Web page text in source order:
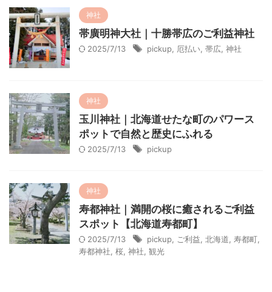
神社
帯廣明神大社｜十勝帯広のご利益神社
2025/7/13 pickup 厄払い 帯広 神社
神社
玉川神社｜北海道せたな町のパワース
ポットで自然と歴史にふれる
2025/7/13 pickup
神社
寿都神社｜満開の桜に癒されるご利益
スポット【北海道寿都町】
2025/7/13 pickup ご利益 北海道 寿都町
寿都神社 桜 神社 観光